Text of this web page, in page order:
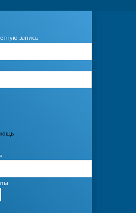
запись